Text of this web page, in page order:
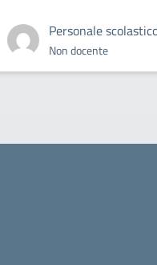
Personale
Non docente